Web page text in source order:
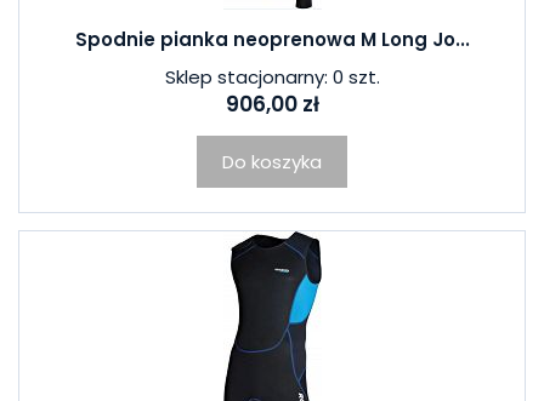
Spodnie pianka neoprenowa M Long Jo...
Sklep stacjonarny: 0 szt.
906,00 zł
Do koszyka